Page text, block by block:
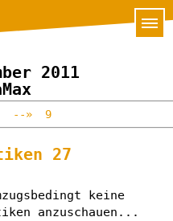
2011
--» 9
27
keine
anzuschauen...